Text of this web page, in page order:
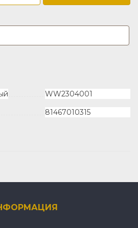
WW2304001
81467010315